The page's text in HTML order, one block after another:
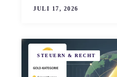
JULI 17, 2026
STEUERN & RECHT